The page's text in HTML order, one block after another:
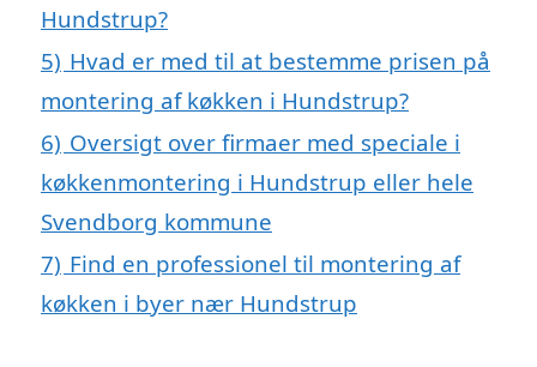
Hundstrup?
5) Hvad er med til at bestemme prisen på
montering af køkken i Hundstrup?
6) Oversigt over firmaer med speciale i
køkkenmontering i Hundstrup eller hele
Svendborg kommune
7) Find en professionel til montering af
køkken i byer nær Hundstrup